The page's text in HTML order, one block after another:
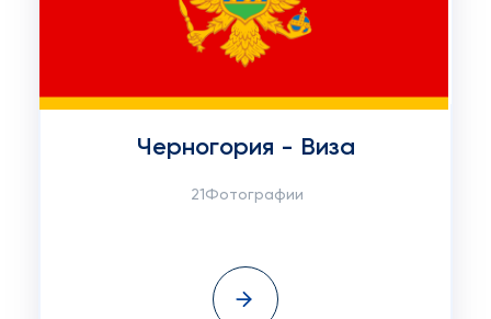
Черногория - Виза
21Фотографии